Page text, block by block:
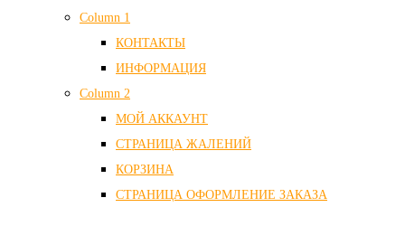
Column 1
КОНТАКТЫ
ИНФОРМАЦИЯ
Column 2
МОЙ АККАУНТ
СТРАНИЦА ЖАЛЕНИЙ
КОРЗИНА
СТРАНИЦА ОФОРМЛЕНИЕ ЗАКАЗА